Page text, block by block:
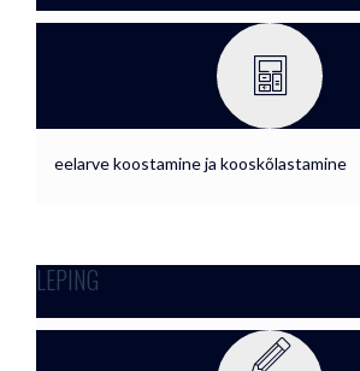
eelarve koostamine ja kooskõlastamine
LEPING